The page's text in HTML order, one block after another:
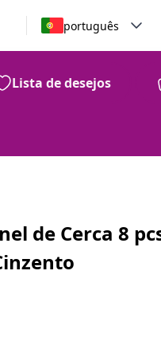
português
Lista de desejos
de Cerca 8